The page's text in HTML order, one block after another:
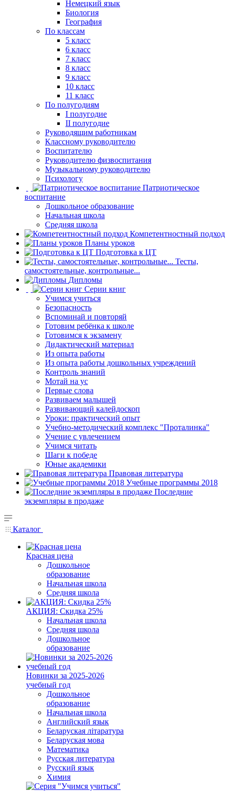
Немецкий язык
Биология
География
По классам
5 класс
6 класс
7 класс
8 класс
9 класс
10 класс
11 класс
По полугодиям
I полугодие
II полугодие
Руководящим работникам
Классному руководителю
Воспитателю
Руководителю физвоспитания
Музыкальному руководителю
Психологу
Патриотическое
воспитание
Дошкольное образование
Начальная школа
Средняя школа
Компетентностный подход
Планы уроков
Подготовка к ЦТ
Тесты,
самостоятельные, контрольные...
Дипломы
Серии книг
Учимся учиться
Безопасность
Вспоминай и повторяй
Готовим ребёнка к школе
Готовимся к экзамену
Дидактический материал
Из опыта работы
Из опыта работы дошкольных учреждений
Контроль знаний
Мотай на ус
Первые слова
Развиваем малышей
Развивающий калейдоскоп
Уроки: практический опыт
Учебно-методический комплекс "Проталинка"
Учение с увлечением
Учимся читать
Шаги к победе
Юные академики
Правовая литература
Учебные программы 2018
Последние
экземпляры в продаже
Каталог
Красная цена
Дошкольное
образование
Начальная школа
Средняя школа
АКЦИЯ: Скидка 25%
Начальная школа
Средняя школа
Дошкольное
образование
Новинки за 2025-2026
учебный год
Дошкольное
образование
Начальная школа
Английский язык
Беларуская літаратура
Беларуская мова
Математика
Русская литература
Русский язык
Химия